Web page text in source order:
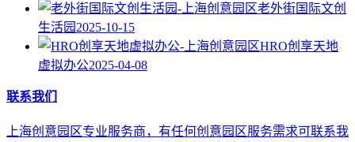
老外街国际文创
生活园 2025-10-15
HRO创享天地
虚拟办公2025-04-08
联系我们
上海创意园区专业服务商，有任何创意园区服务需求可联系我